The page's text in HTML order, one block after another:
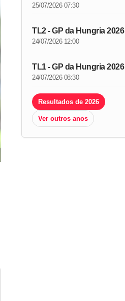
25/07/2026 07:30
TL2 - GP da Hungria 2026
24/07/2026 12:00
TL1 - GP da Hungria 2026
24/07/2026 08:30
Resultados de 2026
Ver outros anos